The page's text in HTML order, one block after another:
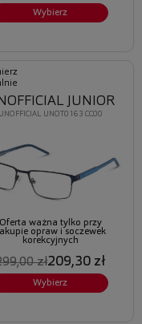
Wybierz
UNOFFICIAL UNOT0163 CC00
JUNIOR
Oferta ważna tylko przy
opraw i soczewek
korekcyjnych
zł209,30 zł
Wybierz